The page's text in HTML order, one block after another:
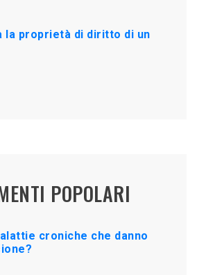
la proprietà di diritto di un
POPOLARI
croniche che danno